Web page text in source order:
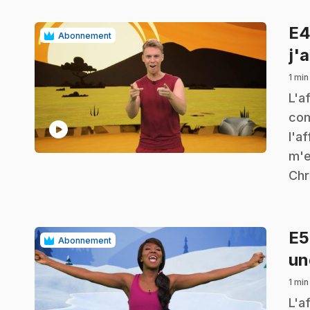
Abonnement
play_circle
E4
1
.
Abonnement E5
1
.